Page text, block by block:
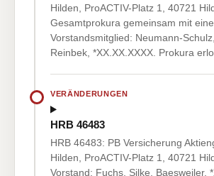
Hilden, ProACTIV-Platz 1, 40721
Gesamtprokura gemeinsam mit
Vorstandsmitglied: Neumann-
Reinbek, *XX.XX.XXXX. Prokura
VERÄNDERUNGEN
HRB 46483
HRB 46483: PB Versicherung
Hilden, ProACTIV-Platz 1, 40721
Vorstand: Fuchs, Silke, Baesweiler,